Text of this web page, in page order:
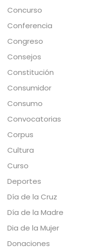
Concurso
Conferencia
Congreso
Consejos
Constitución
Consumidor
Consumo
Convocatorias
Corpus
Cultura
Curso
Deportes
Día de la Cruz
Día de la Madre
Dia de la Mujer
Donaciones